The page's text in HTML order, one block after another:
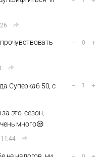
– 0 +
Суперкаб 50, с
это сезон,
много😒
– 1 +